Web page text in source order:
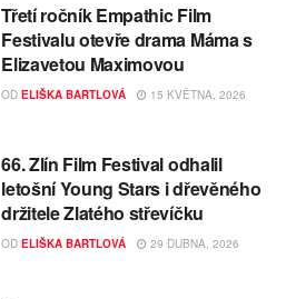
Třetí ročník Empathic Film
Festivalu otevře drama Máma s
Elizavetou Maximovou
OD ELIŠKA BARTLOVÁ 15 KVĚTNA, 2026
66. Zlín Film Festival odhalil
letošní Young Stars i dřevěného
držitele Zlatého střevíčku
OD ELIŠKA BARTLOVÁ 29 DUBNA, 2026